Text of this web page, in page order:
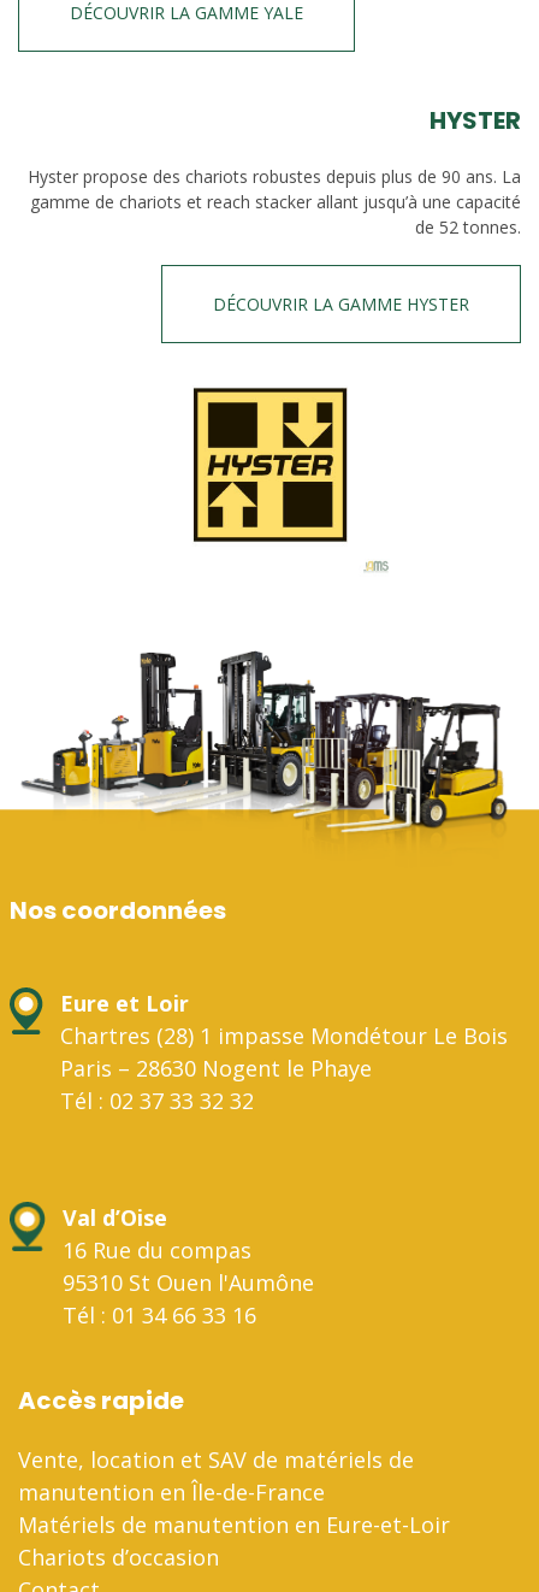
DÉCOUVRIR LA GAMME YALE
HYSTER
Hyster propose des chariots robustes depuis plus de 90 ans. La
gamme de chariots et reach stacker allant jusqu’à une capacité
de 52 tonnes.
DÉCOUVRIR LA GAMME HYSTER
Nos coordonnées
Eure et Loir
Chartres (28) 1 impasse Mondétour Le Bois
Paris – 28630 Nogent le Phaye
Tél : 02 37 33 32 32
Val d’Oise
16 Rue du compas
95310 St Ouen l'Aumône
Tél : 01 34 66 33 16
Accès rapide
Vente, location et SAV de matériels de
manutention en Île-de-France
Matériels de manutention en Eure-et-Loir
Chariots d’occasion